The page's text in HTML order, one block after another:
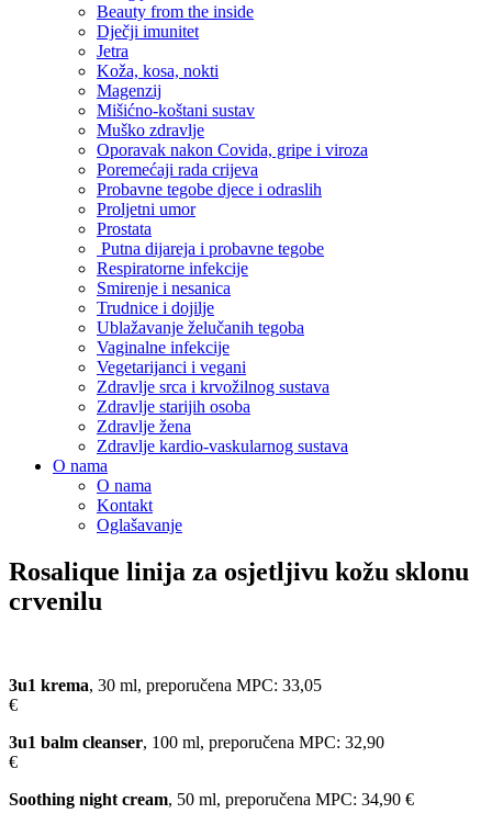
Beauty from the inside
Dječji imunitet
Jetra
Koža, kosa, nokti
Magenzij
Mišićno-koštani sustav
Muško zdravlje
Oporavak nakon Covida, gripe i viroza
Poremećaji rada crijeva
Probavne tegobe djece i odraslih
Proljetni umor
Prostata
Putna dijareja i probavne tegobe
Respiratorne infekcije
Smirenje i nesanica
Trudnice i dojilje
Ublažavanje želučanih tegoba
Vaginalne infekcije
Vegetarijanci i vegani
Zdravlje srca i krvožilnog sustava
Zdravlje starijih osoba
Zdravlje žena
Zdravlje kardio-vaskularnog sustava
O nama
O nama
Kontakt
Oglašavanje
Rosalique linija za osjetljivu kožu sklonu
crvenilu
3u1 krema, 30 ml, preporučena MPC: 33,05
€
3u1 balm cleanser, 100 ml, preporučena MPC: 32,90
€
Soothing night cream, 50 ml, preporučena MPC: 34,90 €